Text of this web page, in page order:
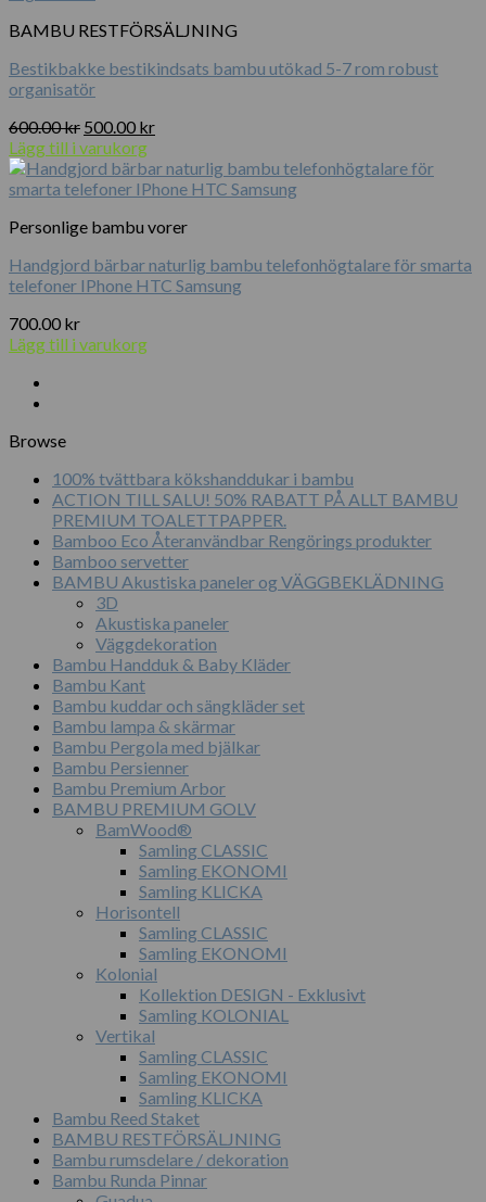
BAMBU RESTFÖRSÄLJNING
Bestikbakke bestikindsats bambu utökad 5-7 rom robust
organisatör
600.00kr Det
ursprungliga
priset
var:
500.00 krDet
priset
är:
Lägg till i varukorg
Personlige bambu vorer
Handgjord bärbar naturlig bambu telefonhögtalare för smarta
telefoner IPhone HTC Samsung
700.00 kr
Lägg till i varukorg
Browse
100% tvättbara kökshanddukar i bambu
ACTION TILL SALU! 50% RABATT PÅ ALLT BAMBU
PREMIUM TOALETTPAPPER.
Bamboo Eco Återanvändbar Rengörings produkter
Bamboo servetter
BAMBU Akustiska paneler og VÄGGBEKLÄDNING
3D
Akustiska paneler
Väggdekoration
Bambu Handduk & Baby Kläder
Bambu Kant
Bambu kuddar och sängkläder set
Bambu lampa & skärmar
Bambu Pergola med bjälkar
Bambu Persienner
Bambu Premium Arbor
BAMBU PREMIUM GOLV
BamWood®
Samling CLASSIC
Samling EKONOMI
Samling KLICKA
Horisontell
Samling CLASSIC
Samling EKONOMI
Kolonial
Kollektion DESIGN - Exklusivt
Samling KOLONIAL
Vertikal
Samling CLASSIC
Samling EKONOMI
Samling KLICKA
Bambu Reed Staket
BAMBU RESTFÖRSÄLJNING
Bambu rumsdelare / dekoration
Bambu Runda Pinnar